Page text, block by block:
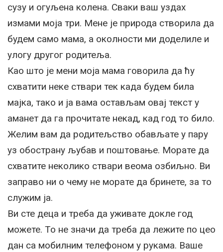
сузу и огуљена колена. Сваки ваш уздах
измами моја три. Мене је природа створила да
будем само мама, а околности ми доделиле и
улогу другог родитеља.
Као што је мени моја мама говорила да ћу
схватити неке ствари тек када будем била
мајка, тако и ја вама остављам овај текст у
аманет да га прочитате некад, кад год то било.
Желим вам да родитељство обављате у пару
уз обострану љубав и поштовање. Морате да
схватите неколико ствари веома озбиљно. Ви
заправо ни о чему не морате да бринете, за то
служим ја.
Ви сте деца и треба да уживате докле год
можете. То не значи да треба да лежите по цео
дан са мобилним телефоном у рукама. Ваше